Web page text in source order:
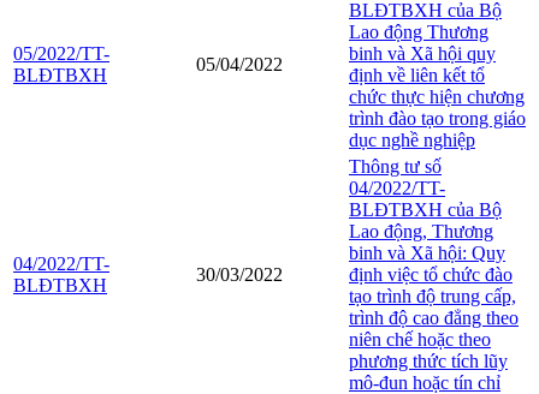
05/2022/TT-
BLĐTBXH
05/04/2022
BLĐTBXH của Bộ
Lao động Thương
binh và Xã hội quy
định về liên kết tổ
chức thực hiện chương
trình đào tạo trong giáo
dục nghề nghiệp
04/2022/TT-
BLĐTBXH
30/03/2022
Thông tư số
04/2022/TT-
BLĐTBXH của Bộ
Lao động, Thương
binh và Xã hội: Quy
định việc tổ chức đào
tạo trình độ trung cấp,
trình độ cao đẳng theo
niên chế hoặc theo
phương thức tích lũy
mô-đun hoặc tín chỉ